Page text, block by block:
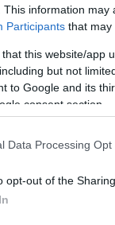
This information
Participants that may
that this website/app
but not
to Google and its
consent section.
Data Processing Opt
opt-out of the
την έκρηξη
- «Τον
τελευταία